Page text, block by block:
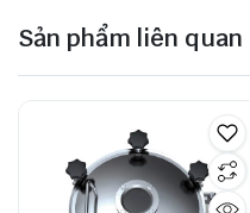
Sản phẩm liên quan